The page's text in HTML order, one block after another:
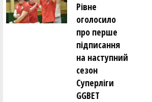
Владислав Морозов (SHTOPKE (Київ))
Олексій Мотузков (SHTOPKE (Київ))
Євгеній Нагорний (РАЙФ (Київ))
Олександр Неруш (ШАМАНИ (Київ))
Рівне
оголосило
про перше
підписання
на наступний
сезон
Суперліги
GGBET